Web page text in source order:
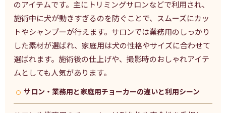
のアイテムです。主にトリミングサロンなどで利用され、
施術中に犬が動きすぎるのを防ぐことで、スムーズにカッ
トやシャンプーが行えます。サロンでは業務用のしっかり
した素材が選ばれ、家庭用は犬の性格やサイズに合わせて
選ばれます。施術後の仕上げや、撮影時のおしゃれアイテ
ムとしても人気があります。
サロン・業務用と家庭用チョーカーの違いと利用シーン